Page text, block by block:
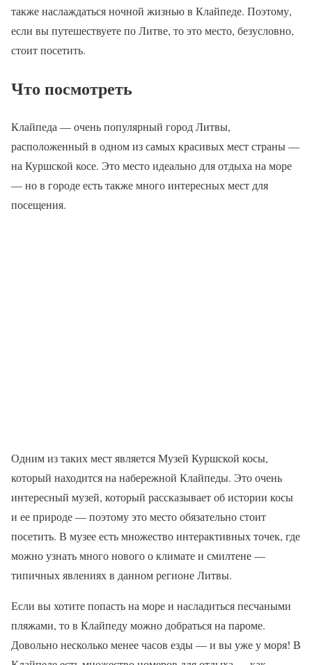
также наслаждаться ночной жизнью в Клайпеде. Поэтому,
если вы путешествуете по Литве, то это место, безусловно,
стоит посетить.
Что посмотреть
Клайпеда — очень популярный город Литвы,
расположенный в одном из самых красивых мест страны —
на Куршской косе. Это место идеально для отдыха на море
— но в городе есть также много интересных мест для
посещения.
Одним из таких мест является Музей Куршской косы,
который находится на набережной Клайпеды. Это очень
интересный музей, который рассказывает об истории косы
и ее природе — поэтому это место обязательно стоит
посетить. В музее есть множество интерактивных точек, где
можно узнать много нового о климате и смилтене —
типичных явлениях в данном регионе Литвы.
Если вы хотите попасть на море и насладиться песчаными
пляжами, то в Клайпеду можно добраться на пароме.
Довольно несколько менее часов езды — и вы уже у моря! В